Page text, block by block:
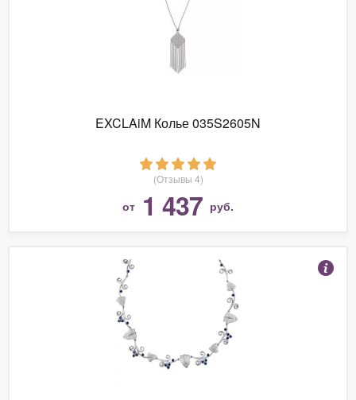
EXCLAiM Колье 035S2605N
(Отзывы 4)
от 1 437 руб.